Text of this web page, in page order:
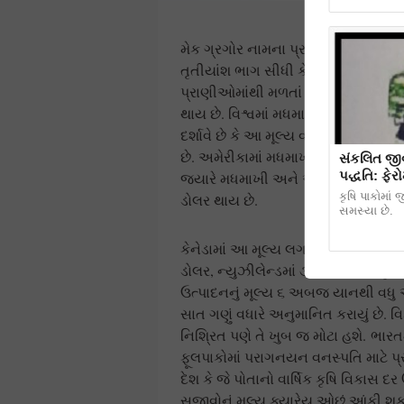
મેક ગ્રગોર નામના પ્રસિધ્ધ
તૃતીયાંશ ભાગ સીધી કે આડકતરી રીતે
પ્રાણીઓમાંથી મળતાં પ્રાણીજ
થાય છે. વિશ્વમાં મધમાખી અને અન્ય
દર્શાવે છે કે આ મૂલ્ય વાર્ષિક ૬૦ થી
છે. અમેરીકામાં મધમાખી દ્વારા થતાં
જયારે મધમાખી અને અન્ય કીટકો
ડોલર થાય છે.
કેનેડામાં આ મૂલ્ય લગભગ ૭૮ કરોડ
ડોલર, ન્યુઝીલેન્ડમાં ૩.૧ અબજ
ઉત્પાદનનું મૂલ્ય ૬ અબજ યાનથી વધુ
સાત ગણું વધારે અનુમાનિત કરાયું છે.
નિશ્રિત પણે તે ખુબ જ મોટા હશે.
ફૂલપાકોમાં પરાગનયન વનસ્પતિ માટે
દેશ કે જે પોતાનો વાર્ષિક કૃષિ વિકાસ
સજીવોનું મૂલ્ય ક્યારેય ઓછું આંકી
સંકલિત
પદ્ધતિ:
કૃષિ પાકોમાં
સમસ્યા છે.